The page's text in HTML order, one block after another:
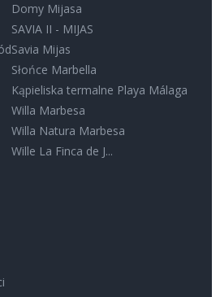
Domy Mijasa
SAVIA II - MIJAS
Savia Mijas
Słońce Marbella
Kąpieliska termalne Playa Málaga
Willa Marbesa
Willa Natura Marbesa
Wille La Finca de J...